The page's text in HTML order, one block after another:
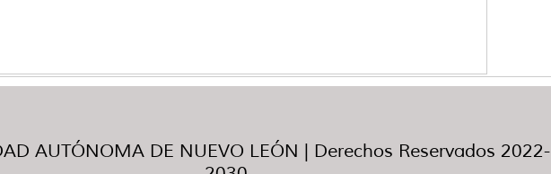
AUTÓNOMA DE NUEVO LEÓN | Derechos Reservados 2022-